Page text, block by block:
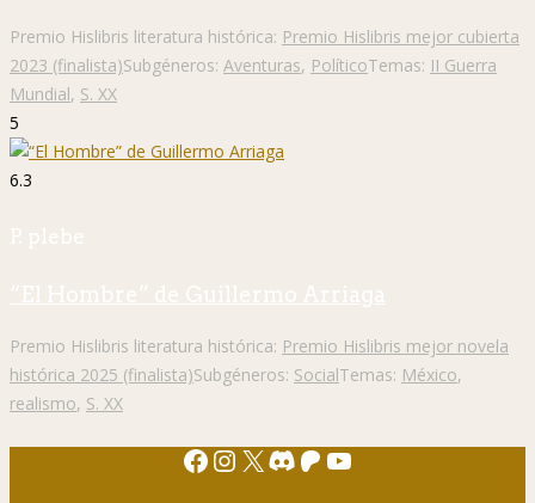
Premio Hislibris literatura histórica: Premio Hislibris mejor cubierta
2023 (finalista)Subgéneros: Aventuras, PolíticoTemas: II Guerra
Mundial, S. XX
5
6.3
P. plebe
“El Hombre” de Guillermo Arriaga
Premio Hislibris literatura histórica: Premio Hislibris mejor novela
histórica 2025 (finalista)Subgéneros: SocialTemas: México,
realismo, S. XX
Facebook
Instagram
X Discord
Patreon
YouTube